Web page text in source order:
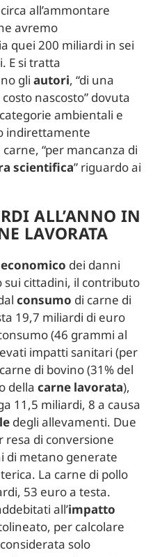
all’ammontare
avremo
quei 200 miliardi in sei
E si tratta
gli autori, “di una
nascosto” dovuta
ambientali e
indirettamente
“per mancanza di
scientifica” riguardo ai
ALL’ANNO IN
LAVORATA
dei danni
sui cittadini, il contributo
consumo di carne di
19,7 miliardi di euro
(46 grammi al
impatti sanitari (per
di bovino (31% del
della carne lavorata),
11,5 miliardi, 8 a causa
degli allevamenti. Due
di conversione
di metano generate
La carne di pollo
53 euro a testa.
all’impatto
per calcolare
solo